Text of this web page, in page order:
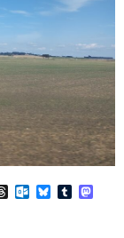
ThreadsOutlook.com
BlueskyTumblr